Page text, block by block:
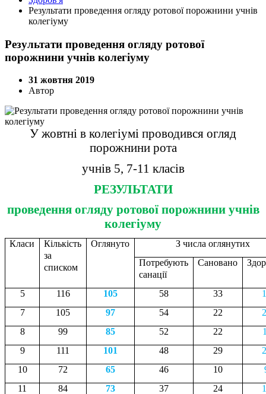
Результати проведення огляду ротової порожнини учнів
колегіуму
Результати проведення огляду ротової
порожнини учнів колегіуму
31 жовтня 2019
Автор
У жовтні в колегіумі проводився огляд
порожнини рота
учнів 5, 7-11 класів
РЕЗУЛЬТАТИ
проведення огляду ротової порожнини учнів
колегіуму
Класи
Кількість
за
списком
Оглянуто
З числа оглянутих
Потребують
санації
Сановано
5 116 105 58 33
7
105 97 54 22
8
99 85 52 22
9
111 101 48 29
10
72 65 46 10
11
84 73 37 24